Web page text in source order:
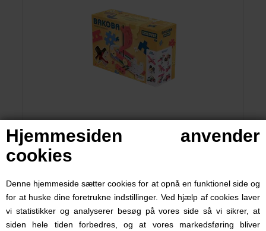
Hjemmesiden anvender
cookies
Denne hjemmeside sætter cookies for at opnå en funktionel side og
for at huske dine foretrukne indstillinger. Ved hjælp af cookies laver
vi statistikker og analyserer besøg på vores side så vi sikrer, at
siden hele tiden forbedres, og at vores markedsføring bliver
BAKOBA Discover - 38 dele